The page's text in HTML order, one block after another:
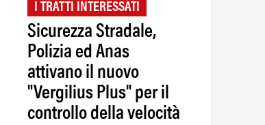
I TRATTI INTERESSATI
Sicurezza Stradale,
Polizia ed Anas
attivano il nuovo
"Vergilius Plus" per il
controllo della velocità